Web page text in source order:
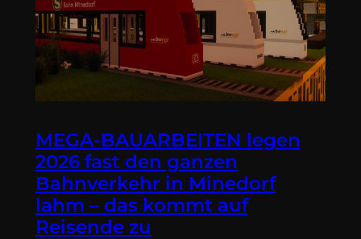
MEGA-BAUARBEITEN legen
2026 fast den ganzen
Bahnverkehr in Minedorf
lahm – das kommt auf
Reisende zu